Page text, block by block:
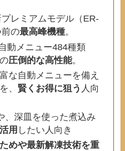
レミアムモデル（ER-
の最高峰機種。
動メニュー484種類
圧倒的な高性能。
な自動メニューを備え
、 賢くお得に狙う 人向
深皿を使った煮込み
用 したい人向き
めや最新解凍技術を重